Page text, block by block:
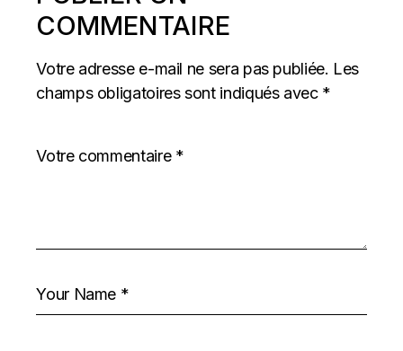
COMMENTAIRE
Votre adresse e-mail ne sera pas publiée. Les
champs obligatoires sont indiqués avec *